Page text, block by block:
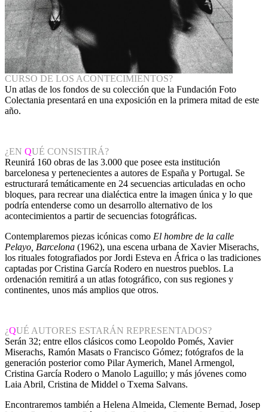
CURSO DE LOS ACONTECIMIENTOS?
Un atlas de los fondos de su colección que la Fundación Foto
Colectania presentará en una exposición en la primera mitad de este
año.
¿EN QUÉ CONSISTIRÁ?
Reunirá 160 obras de las 3.000 que posee esta institución
barcelonesa y pertenecientes a autores de España y Portugal. Se
estructurará temáticamente en 24 secuencias articuladas en ocho
bloques, para recrear una dialéctica entre la imagen única y lo que
podría entenderse como un desarrollo alternativo de los
acontecimientos a partir de secuencias fotográficas.
Contemplaremos piezas icónicas como El hombre de la calle
Pelayo, Barcelona (1962), una escena urbana de Xavier Miserachs,
los rituales fotografiados por Jordi Esteva en África o las tradiciones
captadas por Cristina García Rodero en nuestros pueblos. La
ordenación remitirá a un atlas fotográfico, con sus regiones y
continentes, unos más amplios que otros.
¿QUÉ AUTORES ESTARÁN REPRESENTADOS?
Serán 32; entre ellos clásicos como Leopoldo Pomés, Xavier
Miserachs, Ramón Masats o Francisco Gómez; fotógrafos de la
generación posterior como Pilar Aymerich, Manel Armengol,
Cristina García Rodero o Manolo Laguillo; y más jóvenes como
Laia Abril, Cristina de Middel o Txema Salvans.
Encontraremos también a Helena Almeida, Clemente Bernad, Josep